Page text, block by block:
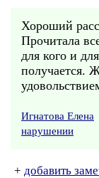
Хороший
Прочитала
для кого и
получается.
Игнатова Елена
нарушении
+ добавить